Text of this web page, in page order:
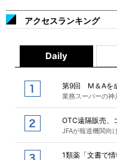
アクセスランキング
Daily
第9回 M＆Aを
業務スーパーの神
OTC遠隔販売、
JFAが報道機関向
1類薬「文書で